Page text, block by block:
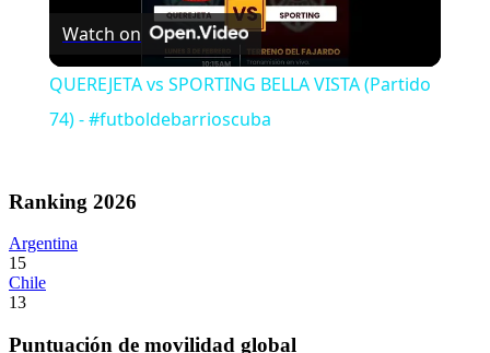
Video
Watch on
QUEREJETA vs SPORTING BELLA VISTA (Partido
74) - #futboldebarrioscuba
Ranking 2026
Argentina
15
Chile
13
Puntuación de movilidad global